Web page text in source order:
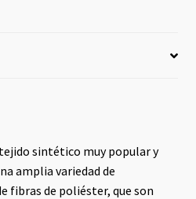
sintético muy popular y
amplia variedad de
fibras de poliéster, que son